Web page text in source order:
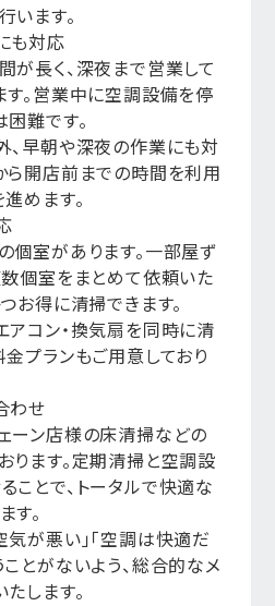
います。
も対応
が長く、深夜まで営業して
す。営業中に空調設備を停
難です。
、早朝や深夜の作業にも対
ら開店前までの時間を利用
めます。
個室があります。一部屋ず
数個室をまとめて依頼いた
お得に清掃できます。
アコン・換気扇を同時に清
プランもご用意しており
わせ
ーン店様の床清掃などの
ります。定期清掃と空調設
とで、トータルで快適な
す。
が悪い」「空調は快適だ
とがないよう、総合的なメ
します。